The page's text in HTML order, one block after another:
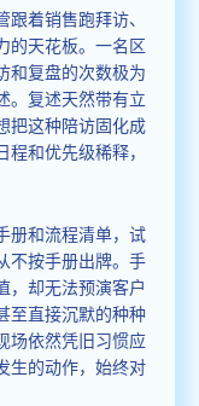
着销售跑拜访、
的天花板。一名区
和复盘的次数极为
。复述天然带有立
把这种陪访固化成
和优先级稀释，
册和流程清单，试
不按手册出牌。手
，却无法预演客户
至直接沉默的种种
场依然凭旧习惯应
生的动作，始终对